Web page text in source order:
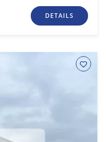
DETAILS